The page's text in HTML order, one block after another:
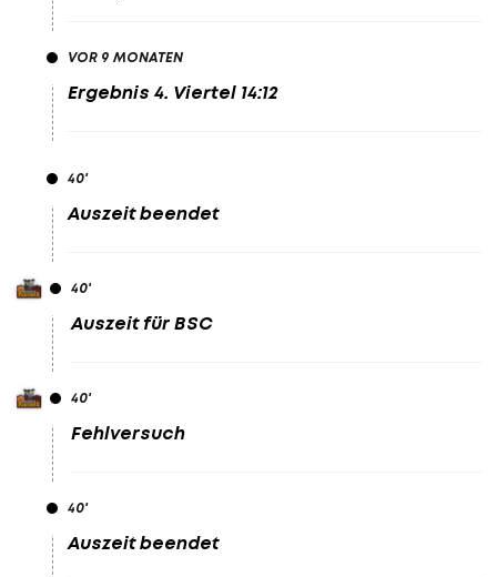
VOR 9 MONATEN
Ergebnis 4. Viertel 14:12
40'
Auszeit beendet
40'
Auszeit für BSC
40'
Fehlversuch
40'
Auszeit beendet